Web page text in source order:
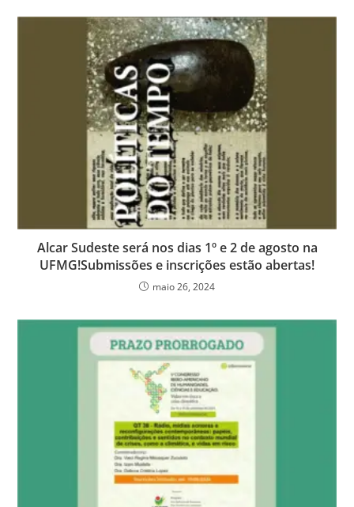
Alcar Sudeste será nos dias 1º e 2 de agosto na
UFMG!Submissões e inscrições estão abertas!
maio 26, 2024